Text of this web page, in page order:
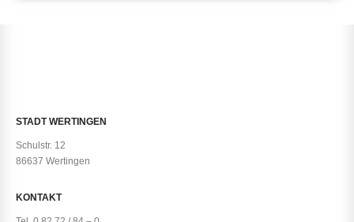
STADT WERTINGEN
Schulstr. 12
86637 Wertingen
KONTAKT